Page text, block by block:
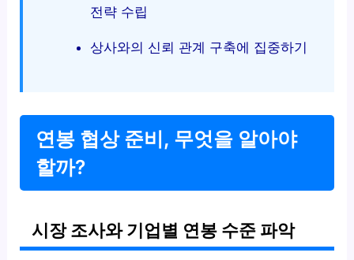
전략 수립
상사와의 신뢰 관계 구축에 집중하기
연봉 협상 준비, 무엇을 알아야
할까?
시장 조사와 기업별 연봉 수준 파악